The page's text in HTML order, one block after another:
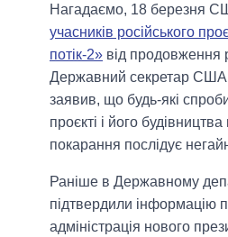
Нагадаємо, 18 березня
учасників російського
потік-2» від продовження
Державний секретар США
заявив, що будь-які
проєкті і його будівництва
покарання послідує
Раніше в Державному
підтвердили інформацію
адміністрація нового